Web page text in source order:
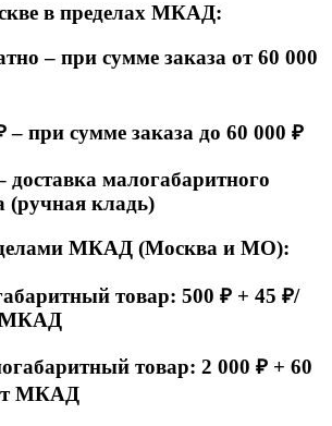
в пределах МКАД:
– при сумме заказа от 60 000
– при сумме заказа до 60 000 ₽
доставка малогабаритного
(ручная кладь)
МКАД (Москва и МО):
товар: 500 ₽ + 45 ₽/
МКАД
товар: 2 000 ₽ + 60
МКАД